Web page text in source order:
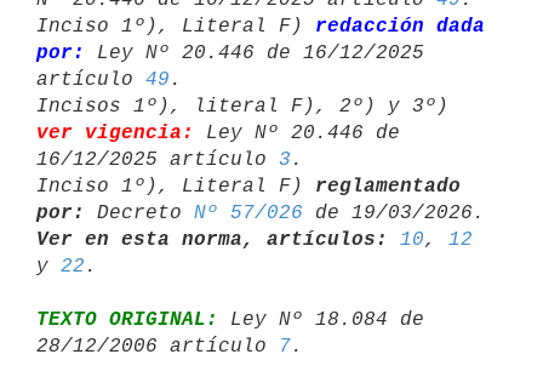
Inciso 1º), Literal F) redacción dada
por:
Ley Nº 20.446 de 16/12/2025
artículo 49 .
ver vigencia:
Ley Nº 20.446 de
16/12/2025 artículo 3 .
Inciso 1º), Literal F) reglamentado
por:
Decreto Nº 57/026
Ver en esta norma, artículos:
10, 12
y 22
TEXTO ORIGINAL:
Ley Nº 18.084 de
28/12/2006 artículo
7